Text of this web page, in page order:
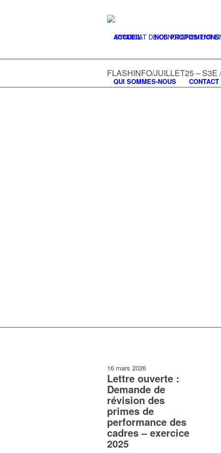
ACCUEIL NOS PROPOSITIONS
QUI SOMMES-NOUS CONTACT
FLASHINFO/JUILLET25 –
FLASHINFO/
16 mars 2026
Lettre ouverte :
Demande de
révision des
primes de
performance des
cadres – exercice
2025